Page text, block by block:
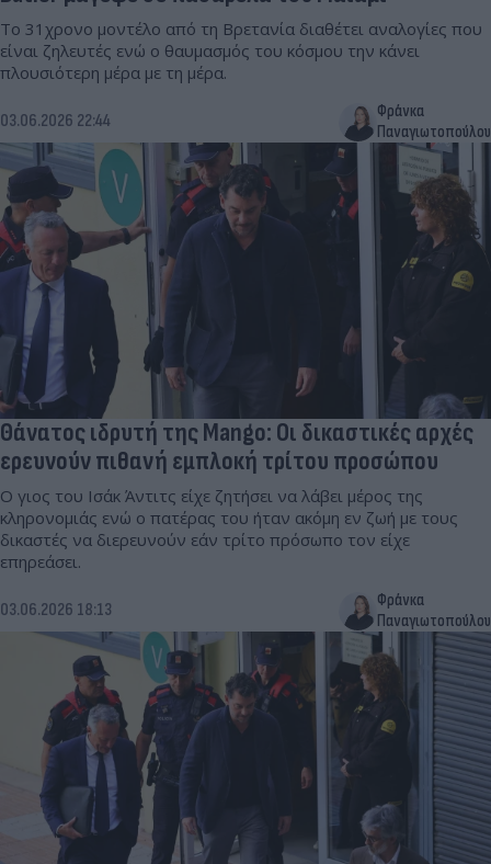
Το 31χρονο μοντέλο από τη Βρετανία διαθέτει αναλογίες που
είναι ζηλευτές ενώ ο θαυμασμός του κόσμου την κάνει
πλουσιότερη μέρα με τη μέρα.
03.06.2026 22:44
Φράνκα
Παναγιωτοπούλου
Θάνατος ιδρυτή της Mango: Οι δικαστικές αρχές
ερευνούν πιθανή εμπλοκή τρίτου προσώπου
Ο γιος του Ισάκ Άντιτς είχε ζητήσει να λάβει μέρος της
κληρονομιάς ενώ ο πατέρας του ήταν ακόμη εν ζωή με τους
δικαστές να διερευνούν εάν τρίτο πρόσωπο τον είχε
επηρεάσει.
03.06.2026 18:13
Φράνκα
Παναγιωτοπούλου